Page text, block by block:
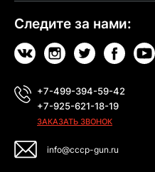
Следите за нами:
+7-499-394-59-42
+7-925-621-18-19
ЗАКАЗАТЬ ЗВОНОК
info@cccp-gun.ru